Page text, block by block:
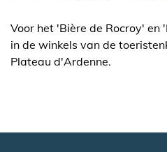
Voor het 'Bière de Rocroy'
in de winkels van de
Plateau d'Ardenne.